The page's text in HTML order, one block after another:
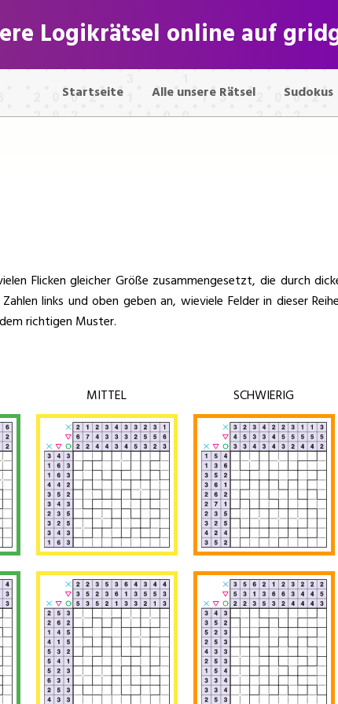
Logikrätsel online auf
Startseite Alle unsere Rätsel Sudokus
Flicken gleicher Größe zusammengesetzt, die durch
links und oben geben an, wieviele Felder in dieser
richtigen Muster.
MITTEL SCHWIERIG